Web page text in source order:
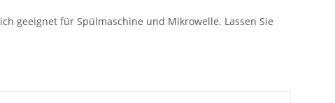
geeignet für Spülmaschine und Mikrowelle. Lassen Sie